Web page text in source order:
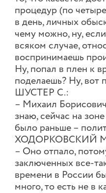
процедур (по
в день, личных
чему можно, ну,
всяком случае,
воспринимаешь
Ну, попал в плен к
поделаешь? Ну, вот
ШУСТЕР С.:
– Михаил
знаю, сейчас на
было раньше –
ХОДОРКОВСКИЙ
– Оно отпало,
заключенных все-
времени в России
много, то есть не в